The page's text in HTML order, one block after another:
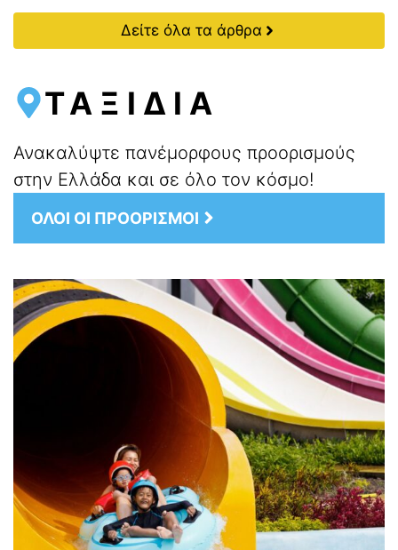
Δείτε όλα τα άρθρα
ΤΑΞΙΔΙΑ
Ανακαλύψτε πανέμορφους προορισμούς
στην Ελλάδα και σε όλο τον κόσμο!
ΟΛΟΙ ΟΙ ΠΡΟΟΡΙΣΜΟΙ